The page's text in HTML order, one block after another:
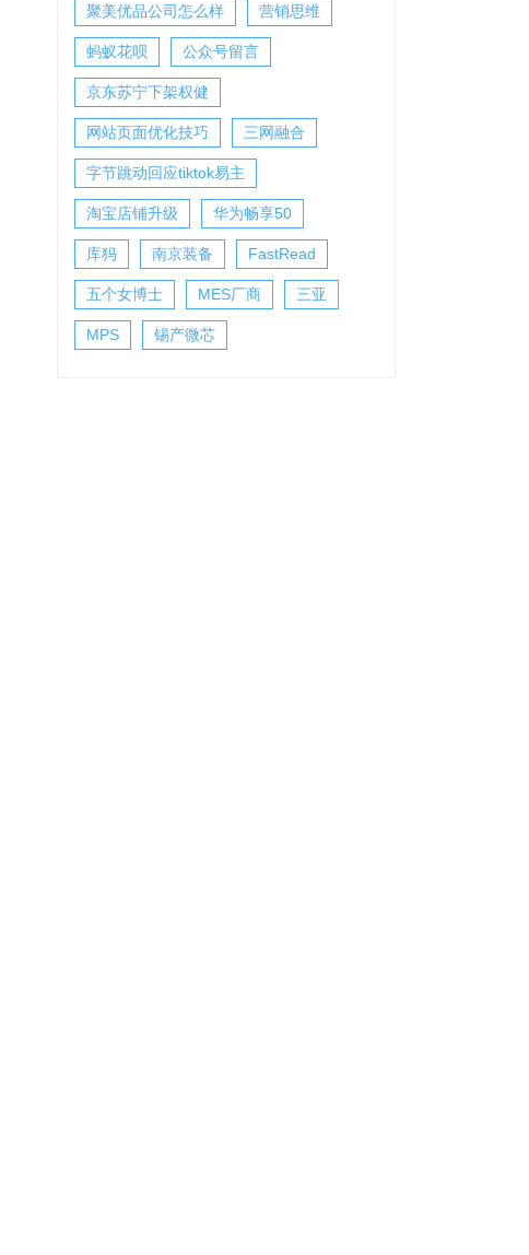
聚美优品公司怎么样 营销思维
蚂蚁花呗 公众号留言
京东苏宁下架权健
网站页面优化技巧 三网融合
字节跳动回应tiktok易主
淘宝店铺升级 华为畅享50
库犸 南京装备 FastRead
五个女博士 MES厂商 三亚
MPS 锡产微芯